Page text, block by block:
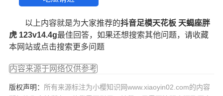
以上内容就是为大家推荐的抖音足模天花板 天蝎座胖
虎 123v14.4g最佳回答，如果还想搜索其他问题，请收藏
本网站或点击搜索更多问题
内容来源于网络仅供参考
版权声明： 所有来源标注为小樱知识网www.xiaoyin02.com的内容